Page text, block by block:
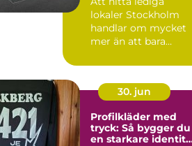
lokaler Stockholm
handlar om mycket
mer än att bara
en hyra. För ...
30. jun
Profilkläder med
tryck: Så bygger du
en starkare